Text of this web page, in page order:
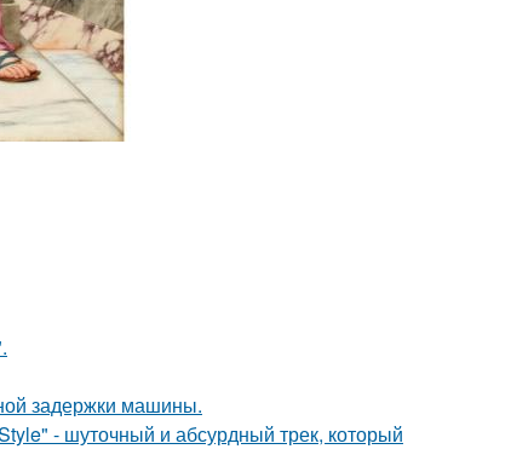
задержки машины.
- шуточный и абсурдный трек, который